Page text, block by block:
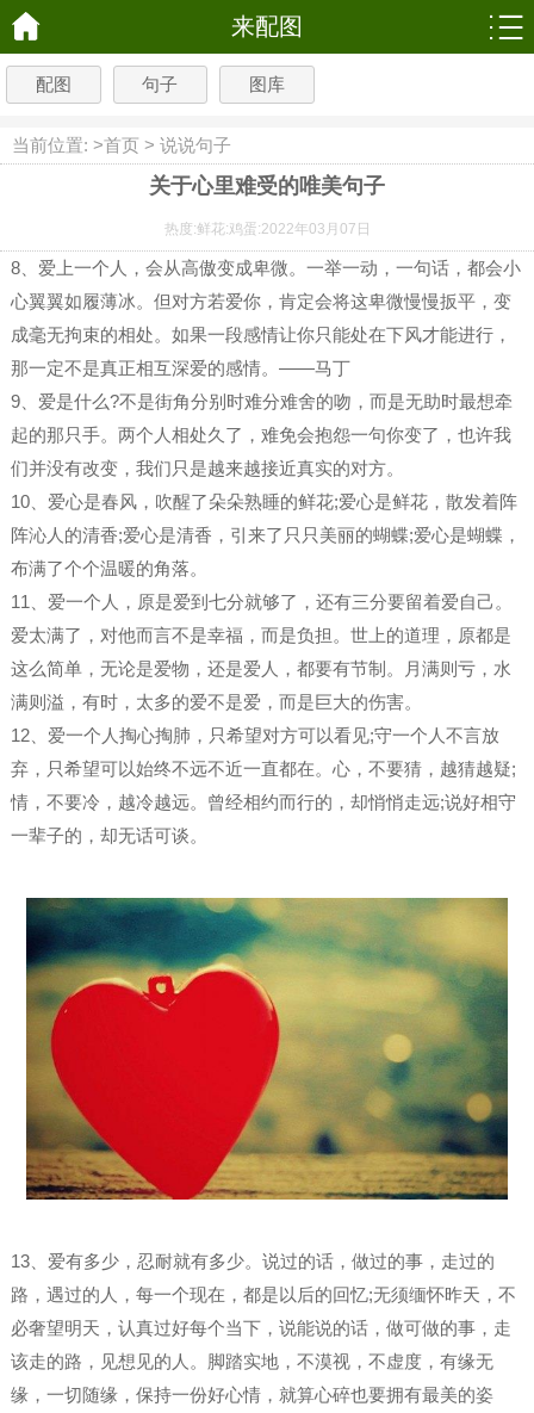
来配图
配图 句子 图库
当前位置: >首页 > 说说句子
关于心里难受的唯美句子
热度:鲜花:鸡蛋:2022年03月07日
8、爱上一个人，会从高傲变成卑微。一举一动，一句话，都会小
心翼翼如履薄冰。但对方若爱你，肯定会将这卑微慢慢扳平，变
成毫无拘束的相处。如果一段感情让你只能处在下风才能进行，
那一定不是真正相互深爱的感情。——马丁
9、爱是什么?不是街角分别时难分难舍的吻，而是无助时最想牵
起的那只手。两个人相处久了，难免会抱怨一句你变了，也许我
们并没有改变，我们只是越来越接近真实的对方。
10、爱心是春风，吹醒了朵朵熟睡的鲜花;爱心是鲜花，散发着阵
阵沁人的清香;爱心是清香，引来了只只美丽的蝴蝶;爱心是蝴蝶，
布满了个个温暖的角落。
11、爱一个人，原是爱到七分就够了，还有三分要留着爱自己。
爱太满了，对他而言不是幸福，而是负担。世上的道理，原都是
这么简单，无论是爱物，还是爱人，都要有节制。月满则亏，水
满则溢，有时，太多的爱不是爱，而是巨大的伤害。
12、爱一个人掏心掏肺，只希望对方可以看见;守一个人不言放
弃，只希望可以始终不远不近一直都在。心，不要猜，越猜越疑;
情，不要冷，越冷越远。曾经相约而行的，却悄悄走远;说好相守
一辈子的，却无话可谈。
13、爱有多少，忍耐就有多少。说过的话，做过的事，走过的
路，遇过的人，每一个现在，都是以后的回忆;无须缅怀昨天，不
必奢望明天，认真过好每个当下，说能说的话，做可做的事，走
该走的路，见想见的人。脚踏实地，不漠视，不虚度，有缘无
缘，一切随缘，保持一份好心情，就算心碎也要拥有最美的姿